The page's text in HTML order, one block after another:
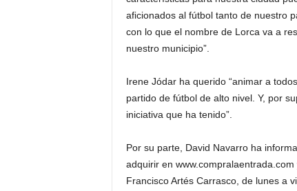
aficionados al fútbol tanto de nuestro
con lo que el nombre de Lorca va a
nuestro municipio”.
Irene Jódar ha querido “animar a
partido de fútbol de alto nivel. Y, por
iniciativa que ha tenido”.
Por su parte, David Navarro ha
adquirir en
Francisco Artés Carrasco, de lunes a